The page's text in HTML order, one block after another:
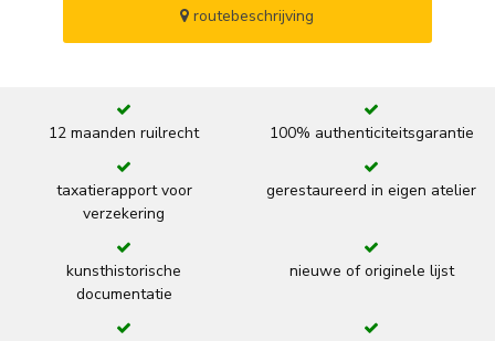
routebeschrijving
12 maanden ruilrecht 100% authenticiteitsgarantie
taxatierapport voor
verzekering
gerestaureerd in eigen atelier
kunsthistorische
documentatie
nieuwe of originele lijst